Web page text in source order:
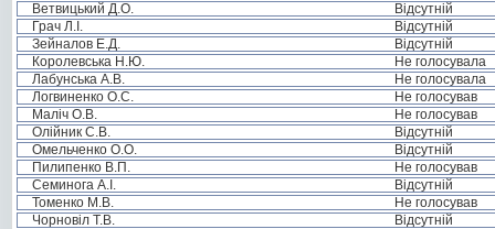
Ветвицький Д.О.
Відсутній
Грач Л.І.
Відсутній
Зейналов Е.Д.
Відсутній
Королевська Н.Ю.
Не голосувала
Лабунська А.В.
Не голосувала
Логвиненко О.С.
Не голосував
Маліч О.В.
Не голосував
Олійник С.В.
Відсутній
Омельченко О.О.
Відсутній
Пилипенко В.П.
Не голосував
Семинога А.І.
Відсутній
Томенко М.В.
Не голосував
Чорновіл Т.В.
Відсутній